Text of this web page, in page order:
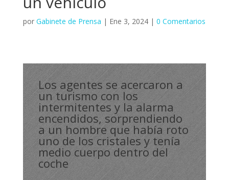
por Gabinete de Prensa | Ene 3, 2024| 0 Comentarios
Los agentes se acercaron a
un turismo con los
intermitentes y la alarma
encendidos, sorprendiendo
a un hombre que había roto
uno de los cristales y tenía
medio cuerpo dentro del
coche